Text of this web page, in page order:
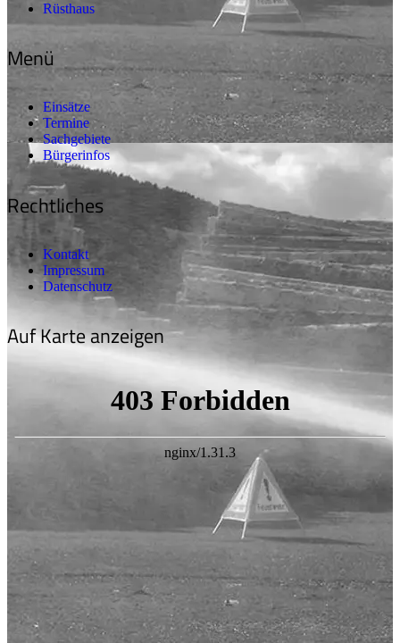
Rüsthaus
Menü
Einsätze
Termine
Sachgebiete
Bürgerinfos
Rechtliches
Kontakt
Impressum
Datenschutz
Auf Karte anzeigen